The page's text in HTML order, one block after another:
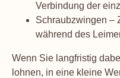
Verbindung der
Schraubzwingen –
während des
Wenn Sie langfristig
lohnen, in eine kleine